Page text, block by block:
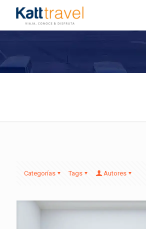
Categorías Tags Autores